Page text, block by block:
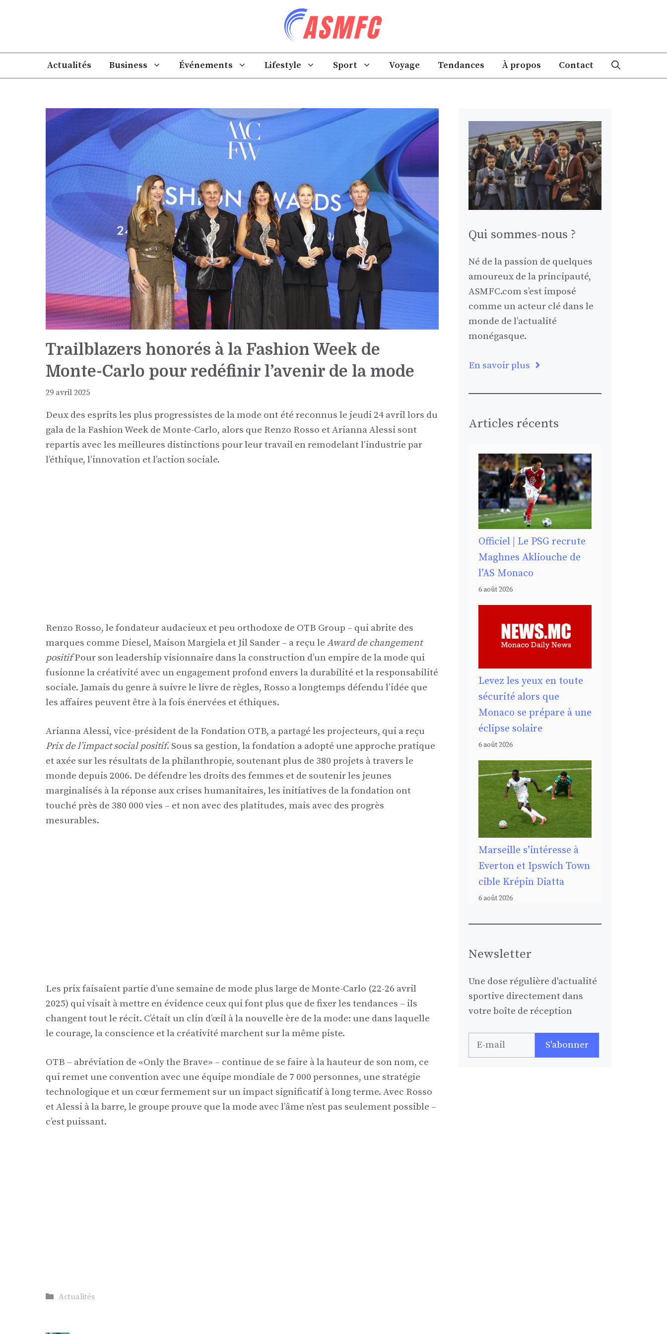
Actualités Business Événements Lifestyle Sport Voyage Tendances À propos Contact
Trailblazers honorés à la Fashion Week de
Monte-Carlo pour redéfinir l’avenir de la mode
29 avril 2025
Deux des esprits les plus progressistes de la mode ont été reconnus le jeudi 24 avril lors du
gala de la Fashion Week de Monte-Carlo, alors que Renzo Rosso et Arianna Alessi sont
repartis avec les meilleures distinctions pour leur travail en remodelant l’industrie par
l’éthique, l’innovation et l’action sociale.
Renzo Rosso, le fondateur audacieux et peu orthodoxe de OTB Group – qui abrite des
marques comme Diesel, Maison Margiela et Jil Sander – a reçu le Award de changement
positifPour son leadership visionnaire dans la construction d’un empire de la mode qui
fusionne la créativité avec un engagement profond envers la durabilité et la responsabilité
sociale. Jamais du genre à suivre le livre de règles, Rosso a longtemps défendu l’idée que
les affaires peuvent être à la fois énervées et éthiques.
Arianna Alessi, vice-président de la Fondation OTB, a partagé les projecteurs, qui a reçu
Prix ​​de l’impact social positif. Sous sa gestion, la fondation a adopté une approche pratique
et axée sur les résultats de la philanthropie, soutenant plus de 380 projets à travers le
monde depuis 2006. De défendre les droits des femmes et de soutenir les jeunes
marginalisés à la réponse aux crises humanitaires, les initiatives de la fondation ont
touché près de 380 000 vies – et non avec des platitudes, mais avec des progrès
mesurables.
Les prix faisaient partie d’une semaine de mode plus large de Monte-Carlo (22-26 avril
2025) qui visait à mettre en évidence ceux qui font plus que de fixer les tendances – ils
changent tout le récit. C’était un clin d’œil à la nouvelle ère de la mode: une dans laquelle
le courage, la conscience et la créativité marchent sur la même piste.
OTB – abréviation de «Only the Brave» – continue de se faire à la hauteur de son nom, ce
qui remet une convention avec une équipe mondiale de 7 000 personnes, une stratégie
technologique et un cœur fermement sur un impact significatif à long terme. Avec Rosso
et Alessi à la barre, le groupe prouve que la mode avec l’âme n’est pas seulement possible –
c’est puissant.
Catégories
Actualités
Qui sommes-nous ?
Né de la passion de quelques
amoureux de la principauté,
ASMFC.com s’est imposé
comme un acteur clé dans le
monde de l’actualité
monégasque.
En savoir plus
Articles récents
Officiel | Le PSG recrute
Maghnes Akliouche de
l’AS Monaco
6 août 2026
Levez les yeux en toute
sécurité alors que
Monaco se prépare à une
éclipse solaire
6 août 2026
Marseille s’intéresse à
Everton et Ipswich Town
cible Krépin Diatta
6 août 2026
Newsletter
Une dose régulière d'actualité
sportive directement dans
votre boîte de réception